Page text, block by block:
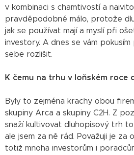
v kombinaci s chamtivostí a
pravděpodobné málo, protože
jak se používat mají a myslí při
investory. A dnes se vám pokusím
sebe rozlišit.
K čemu na trhu v loňském roce
Byly to zejména krachy obou
skupiny Arca a skupiny C2H. Z
snaží kultivovat dluhopisový trh
ale jsem za ně rád. Považuji je za
totiž mnoha investorům i